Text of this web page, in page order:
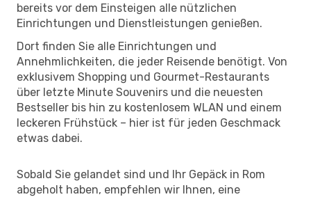
bereits vor dem Einsteigen alle nützlichen
Einrichtungen und Dienstleistungen genießen.
Dort finden Sie alle Einrichtungen und
Annehmlichkeiten, die jeder Reisende benötigt. Von
exklusivem Shopping und Gourmet-Restaurants
über letzte Minute Souvenirs und die neuesten
Bestseller bis hin zu kostenlosem WLAN und einem
leckeren Frühstück – hier ist für jeden Geschmack
etwas dabei.
Sobald Sie gelandet sind und Ihr Gepäck in Rom
abgeholt haben, empfehlen wir Ihnen, eine